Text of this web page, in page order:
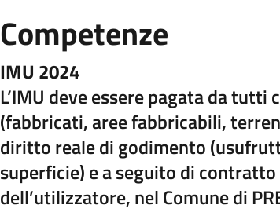
Competenze
IMU 2024
L’IMU deve essere pagata da
(fabbricati, aree fabbricabili,
diritto reale di godimento
superficie) e a seguito di
dell’utilizzatore, nel Comune di